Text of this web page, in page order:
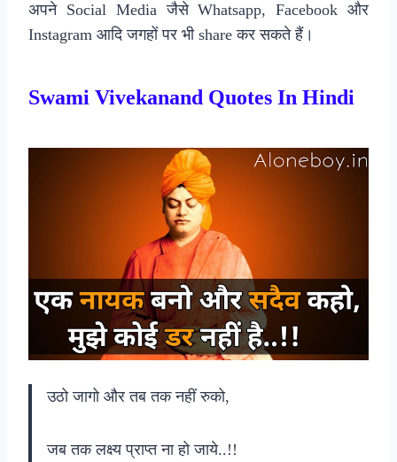
अपने Social Media जैसे Whatsapp, Facebook और
Instagram आदि जगहों पर भी share कर सकते हैं।
Swami Vivekanand Quotes In Hindi
उठो जागो और तब तक नहीं रुको,
जब तक लक्ष्य प्राप्त ना हो जाये..!!